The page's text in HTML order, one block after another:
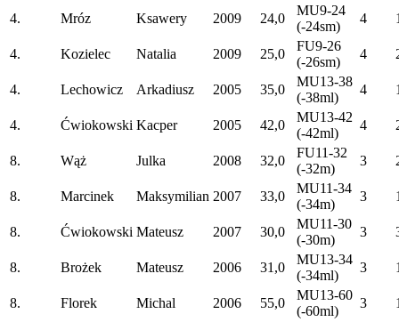
4. Mróz Ksawery 2009 24,0
MU9-24
(-24sm)
4
4. Kozielec Natalia 2009 25,0
FU9-26
(-26sm)
4
4. Lechowicz Arkadiusz 2005 35,0
MU13-38
(-38ml)
4
4. Ćwiokowski Kacper 2005 42,0
MU13-42
(-42ml)
4
8. Wąż Julka 2008 32,0
FU11-32
(-32m)
3
8. Marcinek Maksymilian 2007 33,0
MU11-34
(-34m)
3
8. Ćwiokowski Mateusz 2007 30,0
MU11-30
(-30m)
3
8. Brożek Mateusz 2006 31,0
MU13-34
(-34ml)
3
8. Florek Michal 2006 55,0
MU13-60
(-60ml)
3